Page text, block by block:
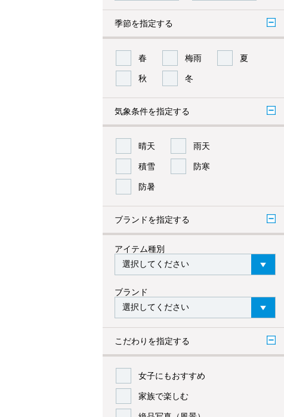
季節を指定する
春 梅雨 夏
秋 冬
気象条件を指定する
晴天 雨天
積雪 防寒
防暑
ブランドを指定する
アイテム種別
ブランド
こだわりを指定する
女子にもおすすめ
家族で楽しむ